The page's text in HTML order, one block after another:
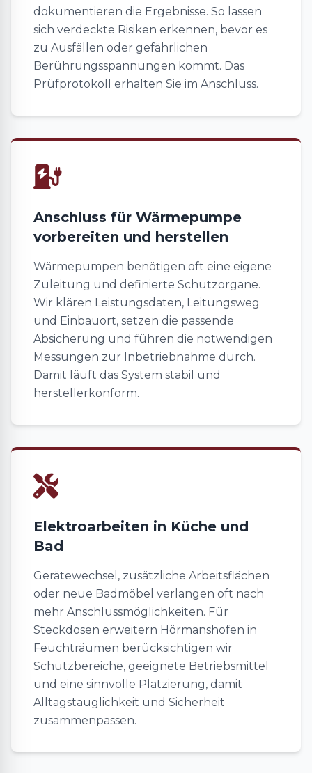
dokumentieren die Ergebnisse. So lassen
sich verdeckte Risiken erkennen, bevor es
zu Ausfällen oder gefährlichen
Berührungsspannungen kommt. Das
Prüfprotokoll erhalten Sie im Anschluss.
Anschluss für Wärmepumpe
vorbereiten und herstellen
Wärmepumpen benötigen oft eine eigene
Zuleitung und definierte Schutzorgane.
Wir klären Leistungsdaten, Leitungsweg
und Einbauort, setzen die passende
Absicherung und führen die notwendigen
Messungen zur Inbetriebnahme durch.
Damit läuft das System stabil und
herstellerkonform.
Elektroarbeiten in Küche und
Bad
Gerätewechsel, zusätzliche Arbeitsflächen
oder neue Badmöbel verlangen oft nach
mehr Anschlussmöglichkeiten. Für
Steckdosen erweitern Hörmanshofen in
Feuchträumen berücksichtigen wir
Schutzbereiche, geeignete Betriebsmittel
und eine sinnvolle Platzierung, damit
Alltagstauglichkeit und Sicherheit
zusammenpassen.